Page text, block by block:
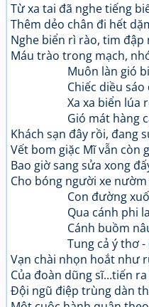
Từ xa tai đã nghe tiếng
Thêm dẻo chân đi hết
Nghe biển rì rào, tim đập
Máu trào trong mạch,
Muôn làn gió biển
Chiếc diều sáo đại
Xa xa biển lúa
Gió mát hàng cây
Khách sạn đây rồi, đang
Vết bom giặc Mĩ vẫn còn
Bao giờ sang sửa xong
Cho bóng người xe
Con đường xuống
Qua cánh phi lao
Cánh buồm nâu
Tung cả ý thơ -
Vạn chài nhọn hoắt như
Của đoàn dũng sĩ...tiến
Đội ngũ điệp trùng dàn